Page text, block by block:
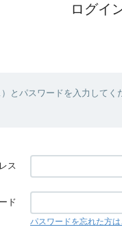
ログイ
とパスワードを入力してく
ス
ド
パスワードを忘れた方は